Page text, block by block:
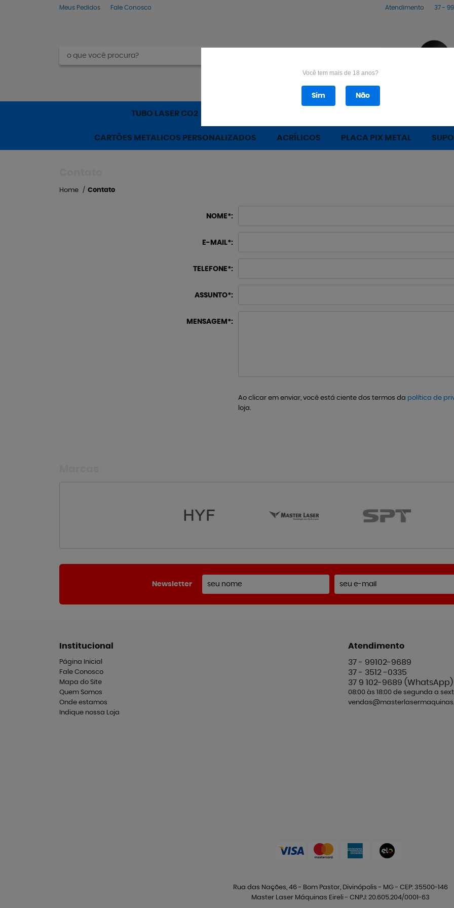
Meus Pedidos Fale Conosco Atendimento 37 -
TUBO LASER CO2
CARTÕES METALICOS PERSONALIZADOS ACRÍLICOS PLACA PIX METAL
Home Contato
NOME*
E-MAIL*
TELEFONE*
ASSUNTO*
MENSAGEM*
Ao clicar em enviar, você está ciente dos termos da política de
loja.
Newsletter
Institucional
Página Inicial
Fale Conosco
Mapa do Site
Quem Somos
Onde estamos
Indique nossa Loja
Atendimento
37 - 99102-9689
37 - 3512 -0335
37 9 102-9689 (WhatsApp)
08:00 às 18:00 de segunda a
Rua das Nações, 46 - Bom Pastor, Divinópolis - MG - CEP: 35500-146
Master Laser Máquinas Eireli - CNPJ: 20.605.204/0001-63
Você tem mais de 18 anos?
Sim Não